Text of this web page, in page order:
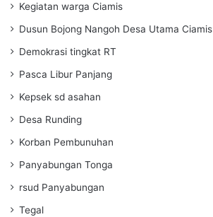
Kegiatan warga Ciamis
Dusun Bojong Nangoh Desa Utama Ciamis
Demokrasi tingkat RT
Pasca Libur Panjang
Kepsek sd asahan
Desa Runding
Korban Pembunuhan
Panyabungan Tonga
rsud Panyabungan
Tegal